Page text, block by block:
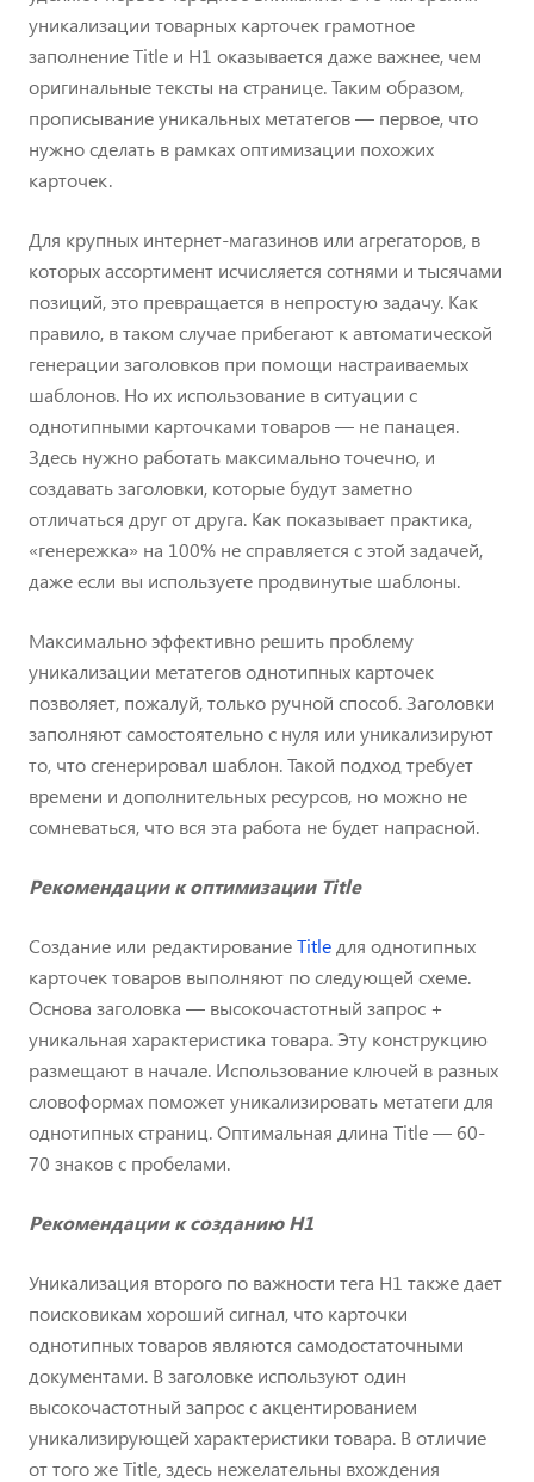
уникализации товарных карточек грамотное
заполнение Title и H1 оказывается даже важнее, чем
оригинальные тексты на странице. Таким образом,
прописывание уникальных метатегов — первое, что
нужно сделать в рамках оптимизации похожих
карточек.
Для крупных интернет-магазинов или агрегаторов, в
которых ассортимент исчисляется сотнями и тысячами
позиций, это превращается в непростую задачу. Как
правило, в таком случае прибегают к автоматической
генерации заголовков при помощи настраиваемых
шаблонов. Но их использование в ситуации с
однотипными карточками товаров — не панацея.
Здесь нужно работать максимально точечно, и
создавать заголовки, которые будут заметно
отличаться друг от друга. Как показывает практика,
«генережка» на 100% не справляется с этой задачей,
даже если вы используете продвинутые шаблоны.
Максимально эффективно решить проблему
уникализации метатегов однотипных карточек
позволяет, пожалуй, только ручной способ. Заголовки
заполняют самостоятельно с нуля или уникализируют
то, что сгенерировал шаблон. Такой подход требует
времени и дополнительных ресурсов, но можно не
сомневаться, что вся эта работа не будет напрасной.
Рекомендации к оптимизации Title
Создание или редактированиеTitle для однотипных
карточек товаров выполняют по следующей схеме.
Основа заголовка — высокочастотный запрос +
уникальная характеристика товара. Эту конструкцию
размещают в начале. Использование ключей в разных
словоформах поможет уникализировать метатеги для
однотипных страниц. Оптимальная длина Title — 60-
70 знаков с пробелами.
Рекомендации к созданию H1
Уникализация второго по важности тега H1 также дает
поисковикам хороший сигнал, что карточки
однотипных товаров являются самодостаточными
документами. В заголовке используют один
высокочастотный запрос с акцентированием
уникализирующей характеристики товара. В отличие
от того же Title, здесь нежелательны вхождения